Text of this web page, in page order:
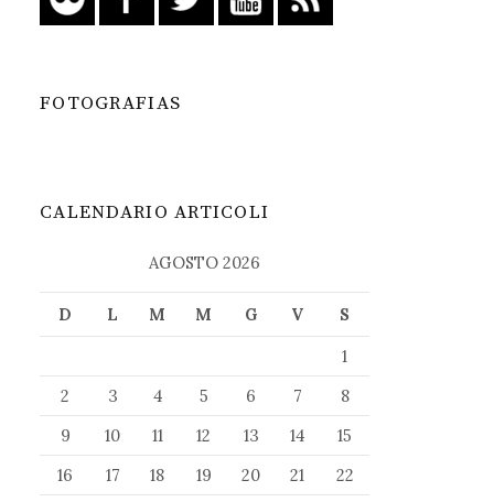
FOTOGRAFIAS
CALENDARIO ARTICOLI
AGOSTO 2026
D L M M G V
S
1
2
3 4 5 6 7
8
9
10 11 12 13 14
15
16
17 18 19 20 21
22